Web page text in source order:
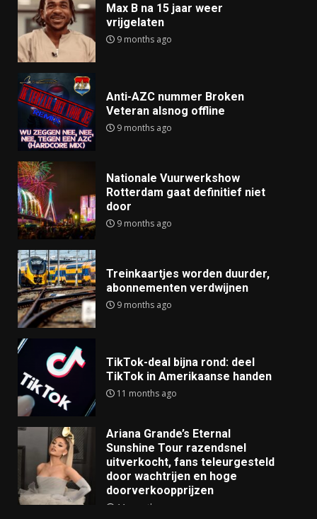
Max B na 15 jaar weer
vrijgelaten
9 months ago
Anti-AZC nummer Broken
Veteran alsnog offline
9 months ago
Nationale Vuurwerkshow
Rotterdam gaat definitief niet
door
9 months ago
Treinkaartjes worden duurder,
abonnementen verdwijnen
9 months ago
TikTok-deal bijna rond: deel
TikTok in Amerikaanse handen
11 months ago
Ariana Grande’s Eternal
Sunshine Tour razendsnel
uitverkocht, fans teleurgesteld
door wachtrijen en hoge
doorverkoopprijzen
11 months ago